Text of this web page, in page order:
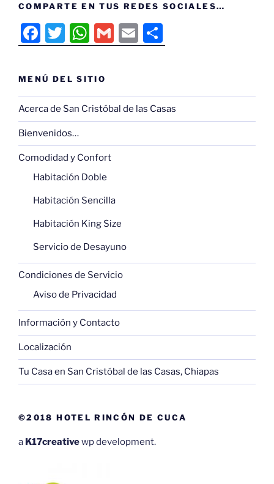
COMPARTE EN TUS REDES SOCIALES…
F
a
c
e
b
o
o
k
T
w
itt
er
W
h
at
s
A
p
G
m
l
E
m
l
o
p
ar
MENÚ DEL SITIO
Acerca de San Cristóbal de las Casas
Bienvenidos…
Comodidad y Confort
Habitación Doble
Habitación Sencilla
Habitación King Size
Servicio de Desayuno
Condiciones de Servicio
Aviso de Privacidad
Información y Contacto
Localización
Tu Casa en San Cristóbal de las Casas, Chiapas
©2018 HOTEL RINCÓN DE CUCA
a K17creativewp development.